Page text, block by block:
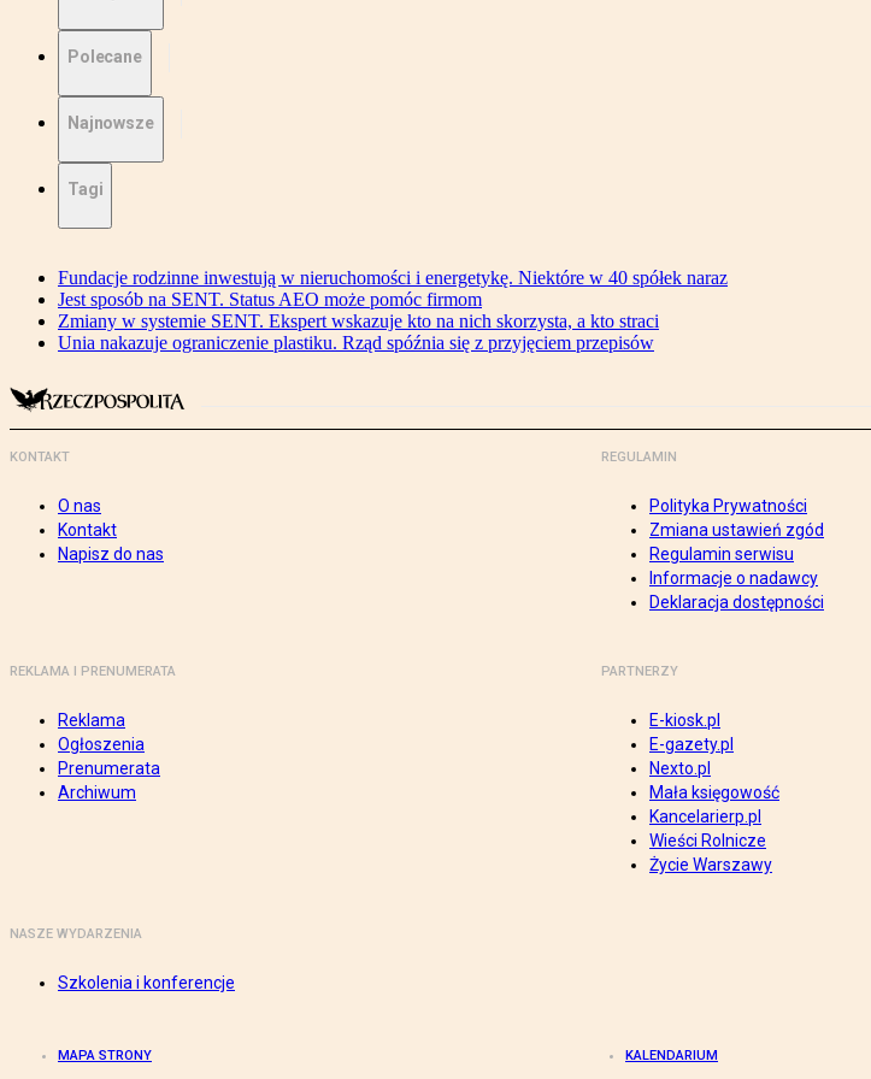
Polecane
Najnowsze
Tagi
Fundacje rodzinne inwestują w nieruchomości i energetykę. Niektóre w 40 spółek naraz
Jest sposób na SENT. Status AEO może pomóc firmom
Zmiany w systemie SENT. Ekspert wskazuje kto na nich skorzysta, a kto straci
Unia nakazuje ograniczenie plastiku. Rząd spóźnia się z przyjęciem przepisów
KONTAKT
O nas
Kontakt
Napisz do nas
REGULAMIN
Polityka Prywatności
Zmiana ustawień zgód
Regulamin serwisu
Informacje o nadawcy
Deklaracja dostępności
REKLAMA I PRENUMERATA
Reklama
Ogłoszenia
Prenumerata
Archiwum
PARTNERZY
E-kiosk.pl
E-gazety.pl
Nexto.pl
Mała księgowość
Kancelarierp.pl
Wieści Rolnicze
Życie Warszawy
NASZE WYDARZENIA
Szkolenia i konferencje
MAPA STRONY KALENDARIUM